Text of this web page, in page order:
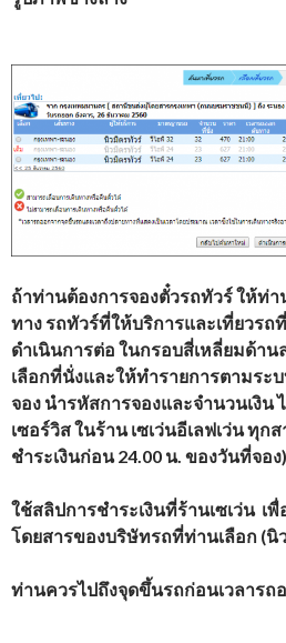
ถ้าท่านต้องการจองตั๋วรถทัวร์ให้ท่า
ทาง รถทัวร์ที่ให้บริการและเที่ยวร
ดำเนินการต่อ ในกรอบสี่เหลี่ยมด้า
เลือกที่นั่งและให้ทำรายการตามระ
จอง นำรหัสการจองและจำนวนเงิน
เซอร์วิส ในร้าน เซเว่นอีเลฟเว่น ทุ
ชำระเงินก่อน 24.00 น. ของวันที่จอง)
ใช้สลิปการชำระเงินที่ร้านเซเว่น เ
โดยสารของบริษัทรถที่ท่านเลือก (นิ
ท่านควรไปถึงจุดขึ้นรถก่อนเวลารถ